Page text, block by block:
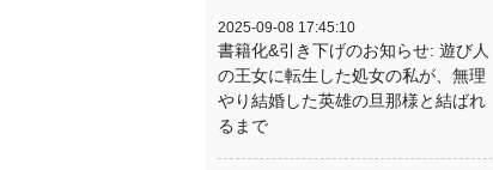
2025-09-08 17:45:10
書籍化&引き下げのお知らせ: 遊び人
の王女に転生した処女の私が、無理
やり結婚した英雄の旦那様と結ばれ
るまで